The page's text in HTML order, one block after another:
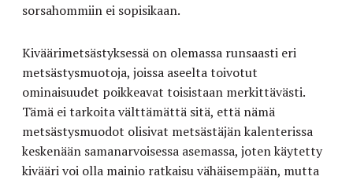
sorsahommiin ei sopisikaan.
Kiväärimetsästyksessä on olemassa runsaasti eri
metsästysmuotoja, joissa aseelta toivotut
ominaisuudet poikkeavat toisistaan merkittävästi.
Tämä ei tarkoita välttämättä sitä, että nämä
metsästysmuodot olisivat metsästäjän kalenterissa
keskenään samanarvoisessa asemassa, joten käytetty
kivääri voi olla mainio ratkaisu vähäisempään, mutta